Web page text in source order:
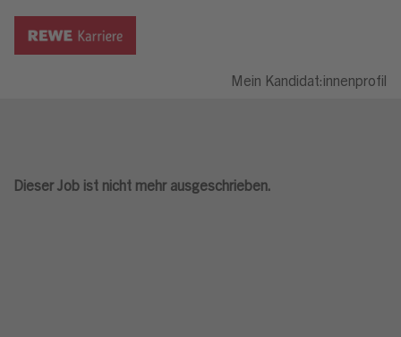
Mein Kandidat:innenprofil
Dieser Job ist nicht mehr ausgeschrieben.